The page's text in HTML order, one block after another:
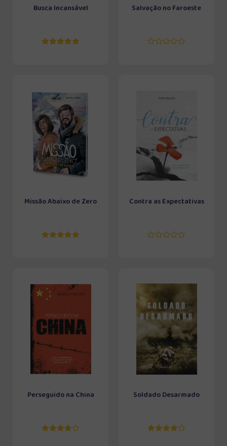
Busca Incansável Salvação no Faroeste
Missão Abaixo de Zero Contra as Expectativas
Perseguido na China Soldado Desarmado